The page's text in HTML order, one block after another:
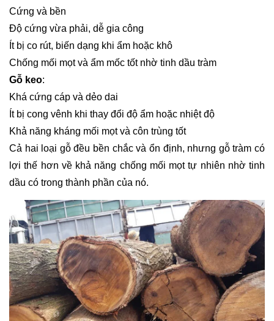
Cứng và bền
Độ cứng vừa phải, dễ gia công
Ít bị co rút, biến dạng khi ẩm hoặc khô
Chống mối mọt và ẩm mốc tốt nhờ tinh dầu tràm
Gỗ keo:
Khá cứng cáp và dẻo dai
Ít bị cong vênh khi thay đổi độ ẩm hoặc nhiệt độ
Khả năng kháng mối mọt và côn trùng tốt
Cả hai loại gỗ đều bền chắc và ổn định, nhưng gỗ tràm có
lợi thế hơn về khả năng chống mối mọt tự nhiên nhờ tinh
dầu có trong thành phần của nó.